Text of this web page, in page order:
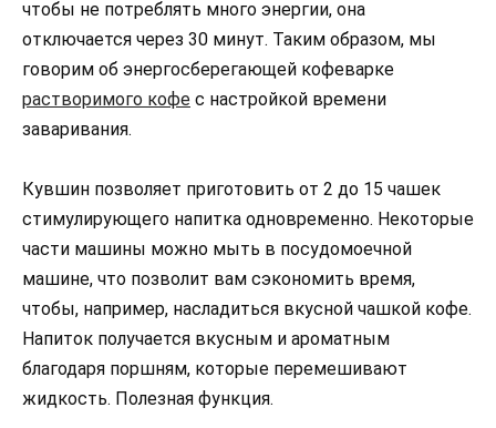
чтобы не потреблять много энергии, она
отключается через 30 минут. Таким образом, мы
говорим об энергосберегающей кофеварке
растворимого кофе с настройкой времени
заваривания.
Кувшин позволяет приготовить от 2 до 15 чашек
стимулирующего напитка одновременно. Некоторые
части машины можно мыть в посудомоечной
машине, что позволит вам сэкономить время,
чтобы, например, насладиться вкусной чашкой кофе.
Напиток получается вкусным и ароматным
благодаря поршням, которые перемешивают
жидкость. Полезная функция.